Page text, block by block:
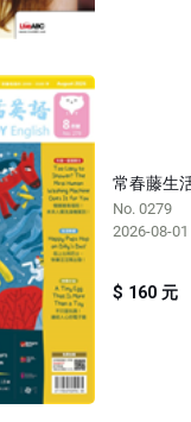
常春藤生
No. 0279
2026-08-01
$ 160 元